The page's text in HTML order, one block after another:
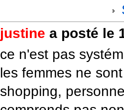
justine a posté le
ce n'est pas
les femmes ne
shopping,